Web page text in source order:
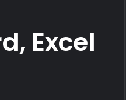
Excel